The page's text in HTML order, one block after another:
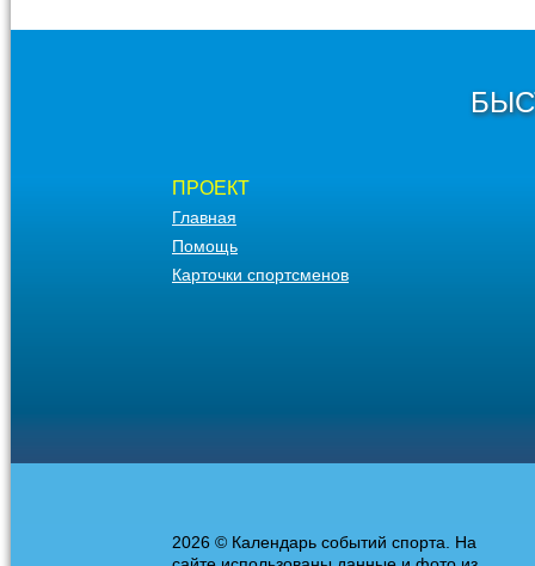
ПРОЕКТ
Главная
Помощь
Карточки спортсменов
2026 © Календарь событий спорта. На